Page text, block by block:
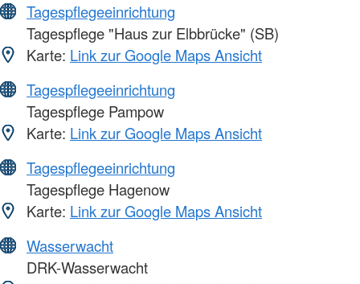
Tagespflegeeinrichtung
Tagespflege "Haus zur Elbbrücke" (SB)
Karte: Link zur Google Maps Ansicht
Tagespflegeeinrichtung
Tagespflege Pampow
Karte: Link zur Google Maps Ansicht
Tagespflegeeinrichtung
Tagespflege Hagenow
Karte: Link zur Google Maps Ansicht
Wasserwacht
DRK-Wasserwacht